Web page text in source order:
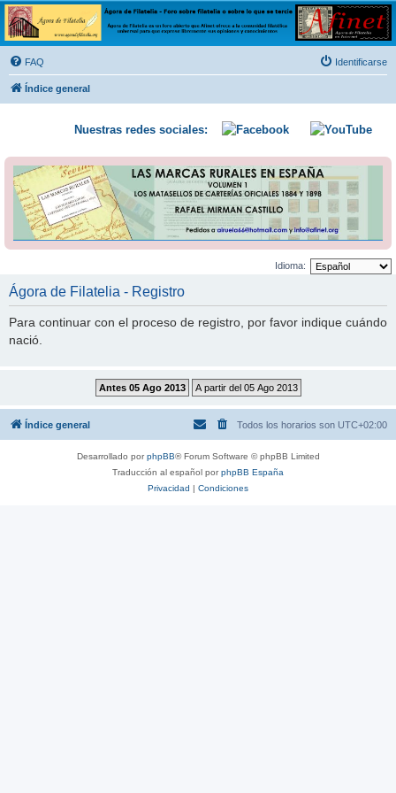
Ágora de Filatelia
Foro sobre filatelia o sobre lo que se tercie. Ágora de Filatelia es un foro abierto que Afinet
ofrece a la comunidad filatélica universal para que exprese libremente sus opiniones y
conocimientos
FAQ Identificarse
Índice general
Nuestras redes sociales:
Idioma:
Ágora de Filatelia - Registro
Para continuar con el proceso de registro, por favor indique cuándo
nació.
Índice general Todos los horarios son UTC+02:00
Desarrollado porphpBB® Forum Software © phpBB Limited
Traducción al español porphpBB España
Privacidad
Condiciones